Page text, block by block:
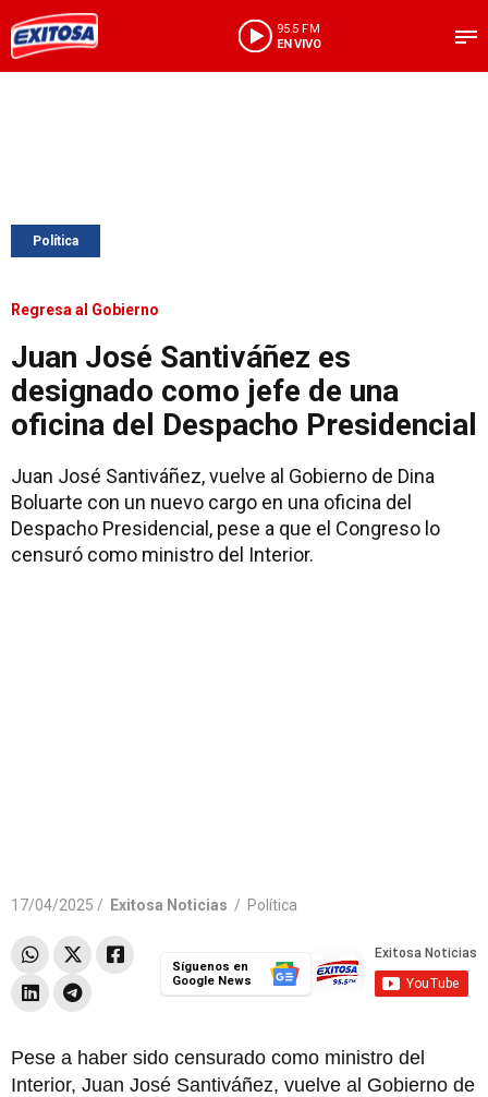
95.5 FM
EN VIVO
Política
Regresa al Gobierno
Juan José Santiváñez es
designado como jefe de una
oficina del Despacho Presidencial
Juan José Santiváñez, vuelve al Gobierno de Dina
Boluarte con un nuevo cargo en una oficina del
Despacho Presidencial, pese a que el Congreso lo
censuró como ministro del Interior.
17/04/2025 / Exitosa Noticias / Política
Síguenos en
Google News
Pese a haber sido censurado como ministro del
Interior, Juan José Santiváñez, vuelve al Gobierno de